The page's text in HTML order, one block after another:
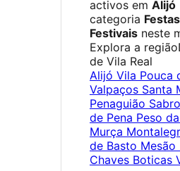
activos em Alijó
categoria
Festivais neste
Explora a região
de Vila Real
Alijó Vila Pouca
Valpaços Santa
Penaguião
de Pena Peso
Murça
de Basto Mesão
Chaves Boticas